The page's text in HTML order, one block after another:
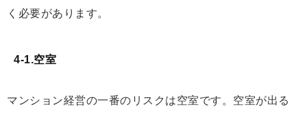
く必要があります。
4-1.空室
マンション経営の一番のリスクは空室です。空室が出る